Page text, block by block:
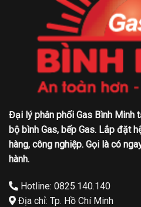
Đại lý phân phối Gas Bình Minh
bộ bình Gas, bếp Gas. Lắp đặt
hàng, công nghiệp. Gọi là có
hành.
Hotline: 0825.140.140
Địa chỉ: Tp. Hồ Chí Minh